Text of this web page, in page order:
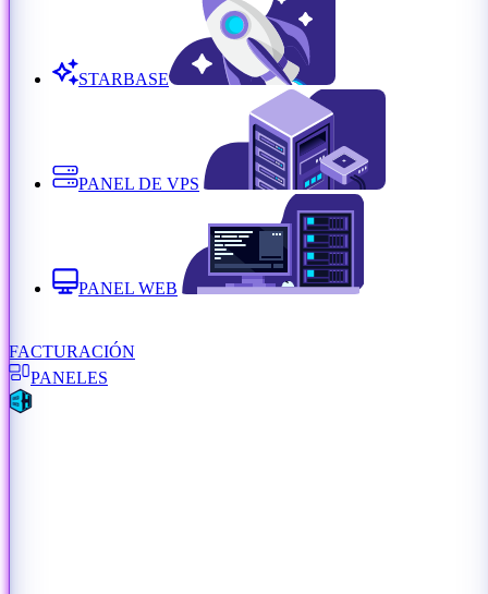
STARBASE
PANEL DE VPS
PANEL WEB
FACTURACIÓN
PANELES